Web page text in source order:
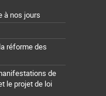
à nos jours
réforme des
de
le projet de loi